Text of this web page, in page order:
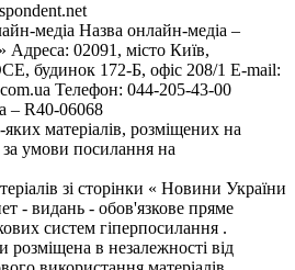
медіа Назва онлайн-медіа –
Адреса: 02091, місто Київ,
будинок 172-Б, офіс 208/1 E-mail:
Телефон: 044-205-43-00
– R40-06068
матеріалів, розміщених на
за умови посилання на
зі сторінки « Новини України
- видань - обов'язкове пряме
систем гіперпосилання .
в незалежності від